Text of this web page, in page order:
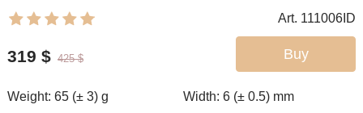
Art. 111006ID
Buy
319 $ 425 $
Weight: 65 (± 3) g Width:6 (± 0.5) mm